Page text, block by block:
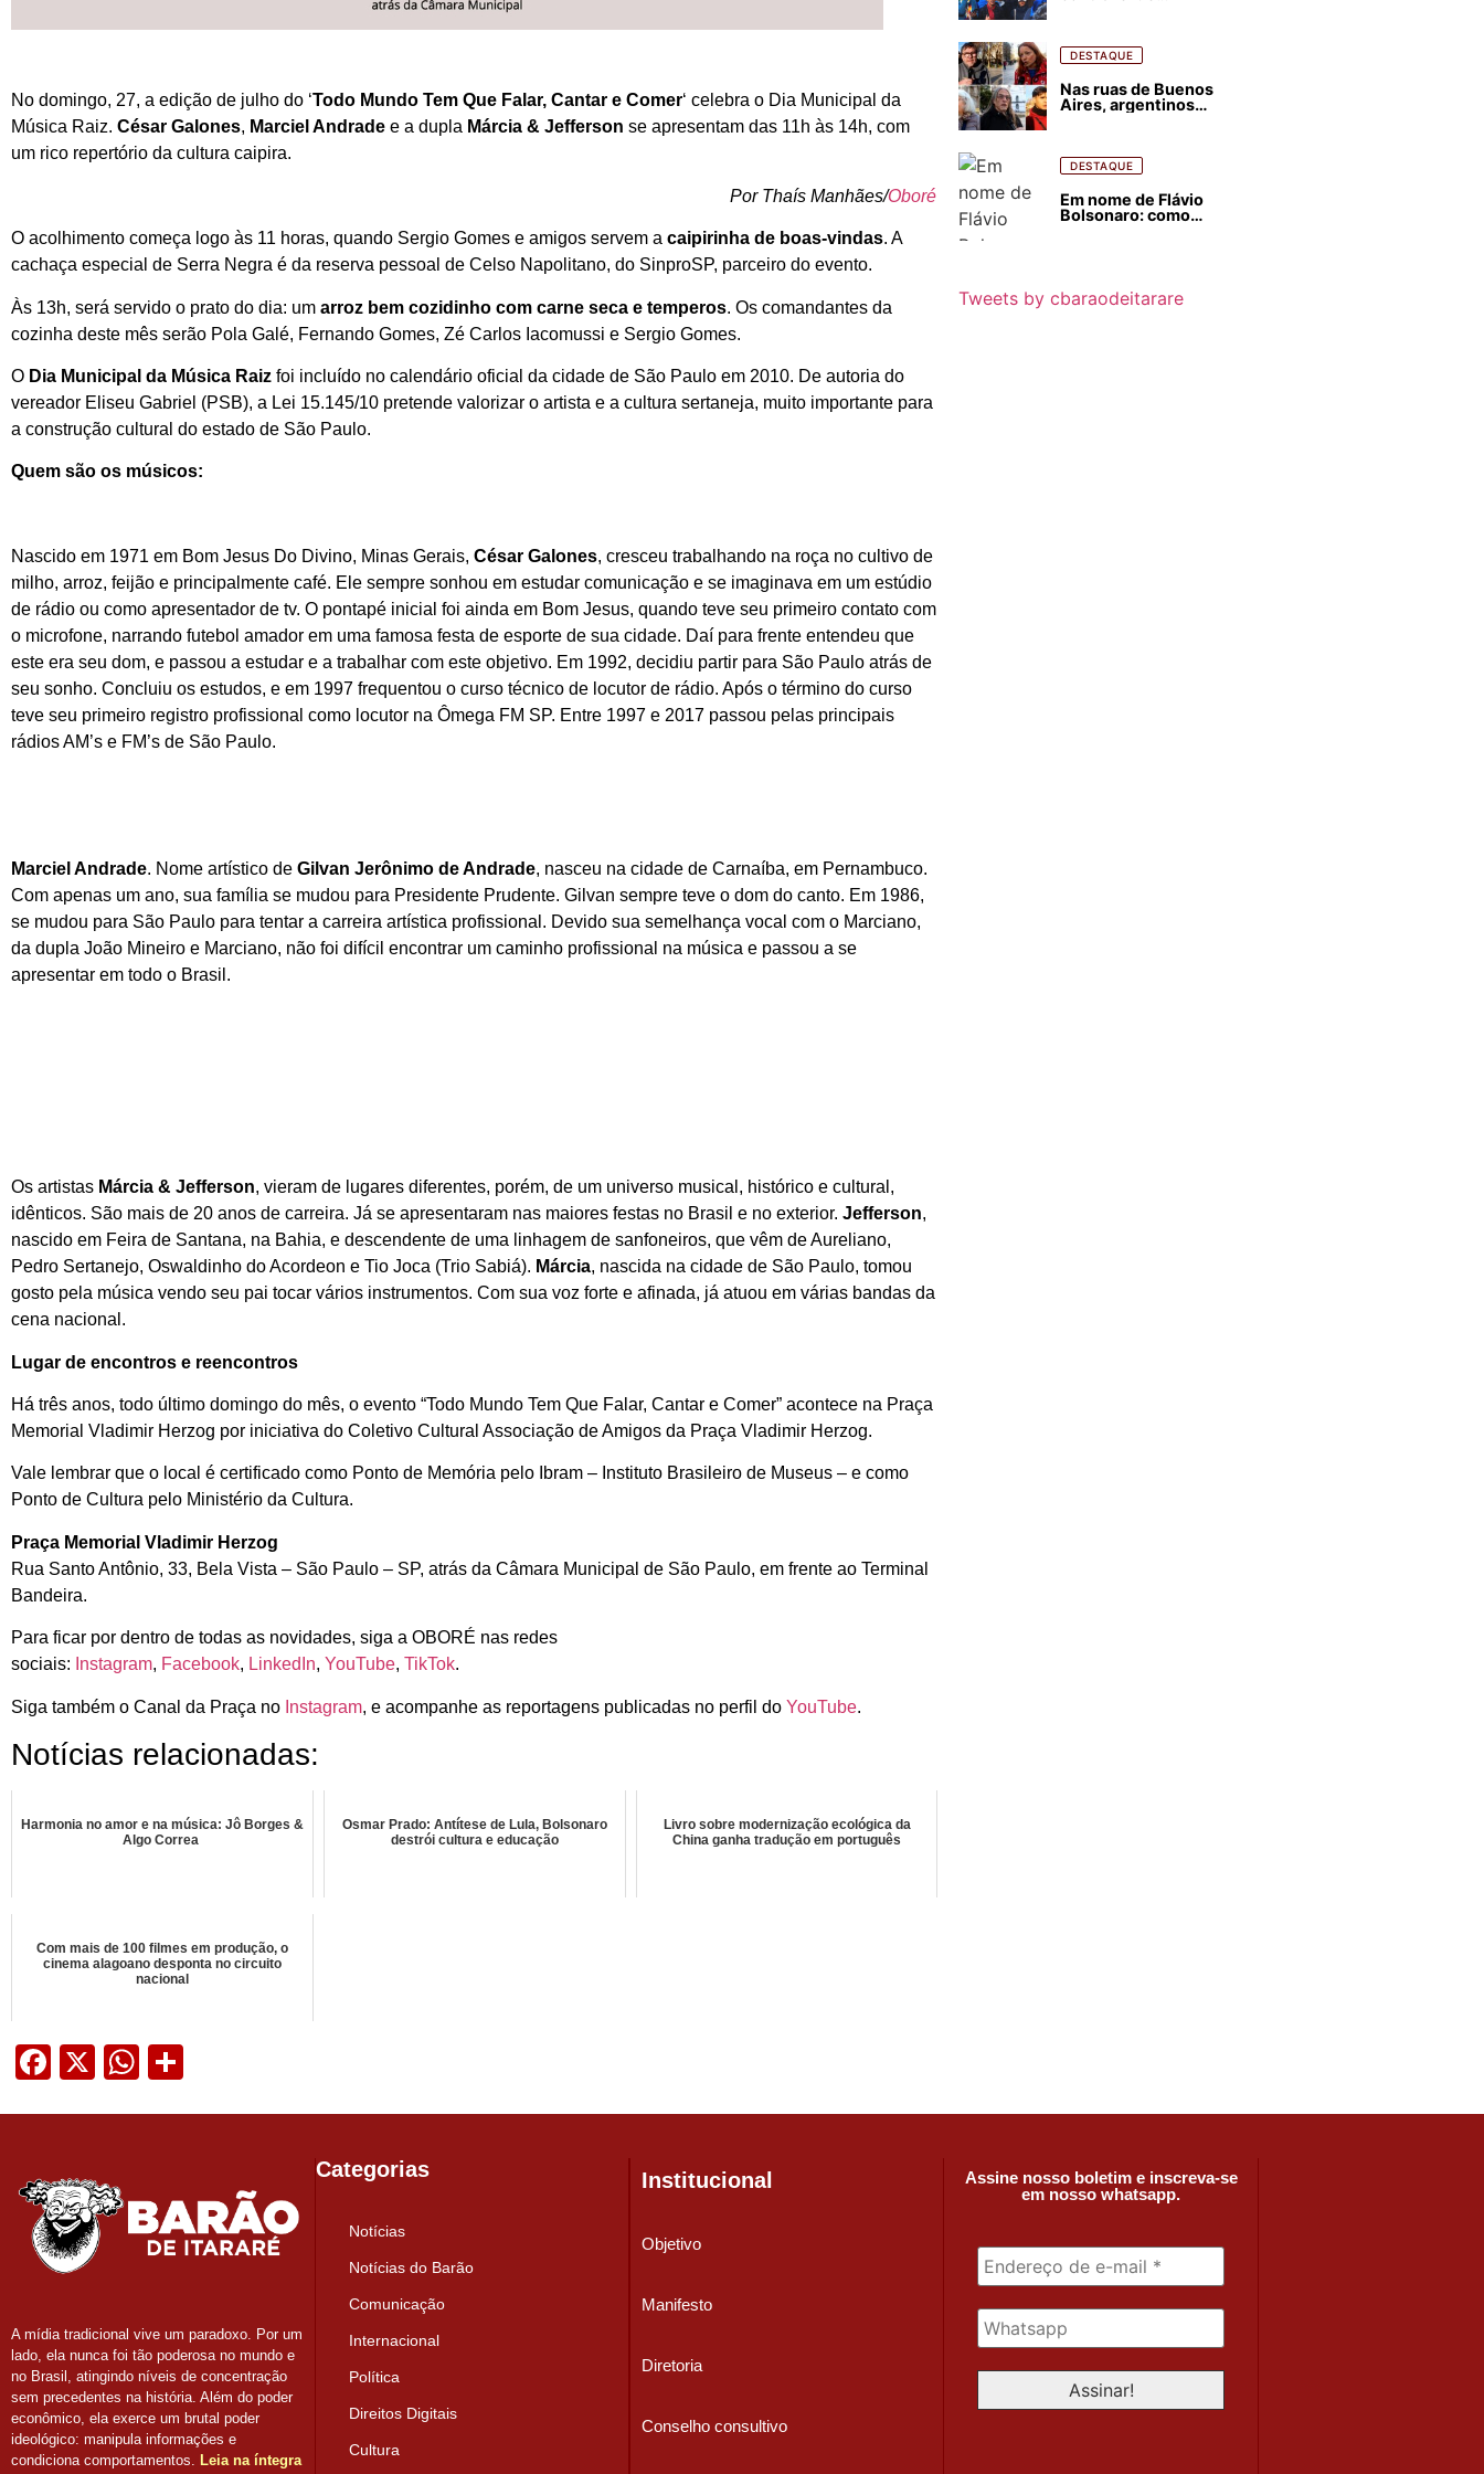
No domingo, 27, a edição de julho do ‘Todo Mundo Tem Que Falar, Cantar e Comer‘ celebra o Dia Municipal da
Música Raiz. César Galones, Marciel Andrade e a dupla Márcia & Jefferson se apresentam das 11h às 14h, com
um rico repertório da cultura caipira.
Por Thaís Manhães/Oboré
O acolhimento começa logo às 11 horas, quando Sergio Gomes e amigos servem a caipirinha de boas-vindas. A
cachaça especial de Serra Negra é da reserva pessoal de Celso Napolitano, do SinproSP, parceiro do evento.
Às 13h, será servido o prato do dia: um arroz bem cozidinho com carne seca e temperos. Os comandantes da
cozinha deste mês serão Pola Galé, Fernando Gomes, Zé Carlos Iacomussi e Sergio Gomes.
O Dia Municipal da Música Raiz foi incluído no calendário oficial da cidade de São Paulo em 2010. De autoria do
vereador Eliseu Gabriel (PSB), a Lei 15.145/10 pretende valorizar o artista e a cultura sertaneja, muito importante para
a construção cultural do estado de São Paulo.
Quem são os músicos:
Nascido em 1971 em Bom Jesus Do Divino, Minas Gerais, César Galones, cresceu trabalhando na roça no cultivo de
milho, arroz, feijão e principalmente café. Ele sempre sonhou em estudar comunicação e se imaginava em um estúdio
de rádio ou como apresentador de tv. O pontapé inicial foi ainda em Bom Jesus, quando teve seu primeiro contato com
o microfone, narrando futebol amador em uma famosa festa de esporte de sua cidade. Daí para frente entendeu que
este era seu dom, e passou a estudar e a trabalhar com este objetivo. Em 1992, decidiu partir para São Paulo atrás de
seu sonho. Concluiu os estudos, e em 1997 frequentou o curso técnico de locutor de rádio. Após o término do curso
teve seu primeiro registro profissional como locutor na Ômega FM SP. Entre 1997 e 2017 passou pelas principais
rádios AM’s e FM’s de São Paulo.
Marciel Andrade. Nome artístico de Gilvan Jerônimo de Andrade, nasceu na cidade de Carnaíba, em Pernambuco.
Com apenas um ano, sua família se mudou para Presidente Prudente. Gilvan sempre teve o dom do canto. Em 1986,
se mudou para São Paulo para tentar a carreira artística profissional. Devido sua semelhança vocal com o Marciano,
da dupla João Mineiro e Marciano, não foi difícil encontrar um caminho profissional na música e passou a se
apresentar em todo o Brasil.
Os artistas Márcia & Jefferson, vieram de lugares diferentes, porém, de um universo musical, histórico e cultural,
idênticos. São mais de 20 anos de carreira. Já se apresentaram nas maiores festas no Brasil e no exterior. Jefferson,
nascido em Feira de Santana, na Bahia, e descendente de uma linhagem de sanfoneiros, que vêm de Aureliano,
Pedro Sertanejo, Oswaldinho do Acordeon e Tio Joca (Trio Sabiá). Márcia, nascida na cidade de São Paulo, tomou
gosto pela música vendo seu pai tocar vários instrumentos. Com sua voz forte e afinada, já atuou em várias bandas da
cena nacional.
Lugar de encontros e reencontros
Há três anos, todo último domingo do mês, o evento “Todo Mundo Tem Que Falar, Cantar e Comer” acontece na Praça
Memorial Vladimir Herzog por iniciativa do Coletivo Cultural Associação de Amigos da Praça Vladimir Herzog.
Vale lembrar que o local é certificado como Ponto de Memória pelo Ibram – Instituto Brasileiro de Museus – e como
Ponto de Cultura pelo Ministério da Cultura.
Praça Memorial Vladimir Herzog
Rua Santo Antônio, 33, Bela Vista – São Paulo – SP, atrás da Câmara Municipal de São Paulo, em frente ao Terminal
Bandeira.
Para ficar por dentro de todas as novidades, siga a OBORÉ nas redes
sociais: Instagram, Facebook, LinkedIn, YouTube, TikTok.
Siga também o Canal da Praça no Instagram, e acompanhe as reportagens publicadas no perfil do YouTube.
Notícias relacionadas:
Harmonia no amor e na música: Jô Borges &
Algo Correa
Osmar Prado: Antítese de Lula, Bolsonaro
destrói cultura e educação
Livro sobre modernização ecológica da
China ganha tradução em português
Com mais de 100 filmes em produção, o
cinema alagoano desponta no circuito
nacional
Facebook
X WhatsApp
florestais
DESTAQUE
Nas ruas de Buenos
Aires, argentinos
DESTAQUE
Em nome de Flávio
Bolsonaro: como
Tweets by cbaraodeitarare
A mídia tradicional vive um paradoxo. Por um
lado, ela nunca foi tão poderosa no mundo e
no Brasil, atingindo níveis de concentração
sem precedentes na história. Além do poder
econômico, ela exerce um brutal poder
ideológico: manipula informações e
condiciona comportamentos. Leia na íntegra
Categorias
Notícias
Notícias do Barão
Comunicação
Internacional
Política
Direitos Digitais
Cultura
Institucional
Objetivo
Manifesto
Diretoria
Conselho consultivo
Assine nosso boletim e inscreva-se
em nosso whatsapp.